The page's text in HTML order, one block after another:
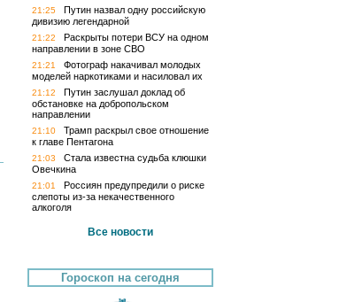
21:25
Путин назвал одну российскую
дивизию легендарной
21:22
Раскрыты потери ВСУ на одном
направлении в зоне СВО
21:21
Фотограф накачивал молодых
моделей наркотиками и насиловал их
21:12
Путин заслушал доклад об
обстановке на добропольском
направлении
21:10
Трамп раскрыл свое отношение
к главе Пентагона
21:03
Стала известна судьба клюшки
Овечкина
21:01
Россиян предупредили о риске
слепоты из-за некачественного
алкоголя
Все новости
Гороскоп на сегодня